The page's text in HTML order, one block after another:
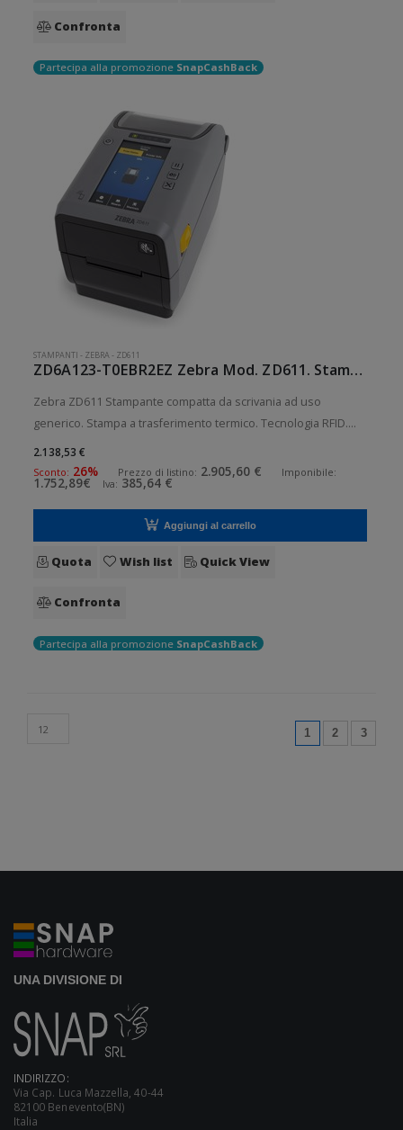
Confronta
Partecipa alla promozione SnapCashBack
STAMPANTI - ZEBRA- ZD611
ZD6A123-T0EBR2EZ Zebra Mod. ZD611. Stampante di etichette.
Zebra ZD611 Stampante compatta da scrivania ad uso
generico. Stampa a trasferimento termico. Tecnologia RFID.
Collegamento wireless senza fili. Velocità di stampa: 152
mm/sec Risoluzione di stampa: 12 dot/mm RFID: Presente
Wireless: Presente
2.138,53 €
Sconto: 26% Prezzo di listino: 2.905,60 € Imponibile:
1.752,89€ Iva: 385,64 €
Aggiungi al carrello
Quota Wish list Quick View
Confronta
Partecipa alla promozione SnapCashBack
1 (current)
2 3
UNA DIVISIONE DI
INDIRIZZO:
Via Cap. Luca Mazzella, 40-44
82100 Benevento(BN)
Italia